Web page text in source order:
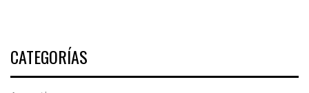
CATEGORÍAS